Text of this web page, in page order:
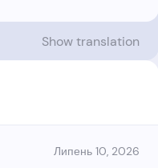
Show translation
Липень 10, 2026